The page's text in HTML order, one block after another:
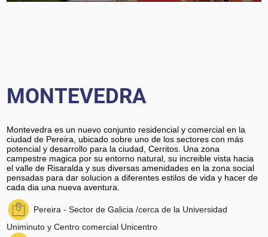
MONTEVEDRA
Montevedra es un nuevo conjunto residencial y comercial en la
ciudad de Pereira, ubicado sobre uno de los sectores con más
potencial y desarrollo para la ciudad, Cerritos. Una zona
campestre magica por su entorno natural, su increible vista hacia
el valle de Risaralda y sus diversas amenidades en la zona social
pensadas para dar solucion a diferentes estilos de vida y hacer de
cada dia una nueva aventura.
Pereira - Sector de Galicia /cerca de la Universidad
Uniminuto y Centro comercial Unicentro